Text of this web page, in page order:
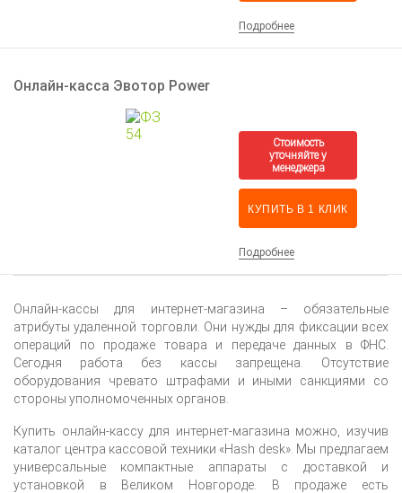
Подробнее
Онлайн-касса Эвотор Power
КУПИТЬ В 1 КЛИК
Подробнее
Онлайн-кассы для интернет-магазина – обязательные
атрибуты удаленной торговли. Они нужды для фиксации всех
операций по продаже товара и передаче данных в ФНС.
Сегодня работа без кассы запрещена. Отсутствие
оборудования чревато штрафами и иными санкциями со
стороны уполномоченных органов.
Купить онлайн-кассу для интернет-магазина можно, изучив
каталог центра кассовой техники «Hash desk». Мы предлагаем
универсальные компактные аппараты с доставкой и
установкой в Великом Новгороде . В продаже есть